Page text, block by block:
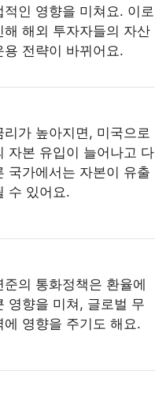
적인 영향을 미쳐요. 이로
해 해외 투자자들의 자산
용 전략이 바뀌어요.
리가 높아지면, 미국으로
자본 유입이 늘어나고 다
국가에서는 자본이 유출
수 있어요.
준의 통화정책은 환율에
영향을 미쳐, 글로벌 무
에 영향을 주기도 해요.